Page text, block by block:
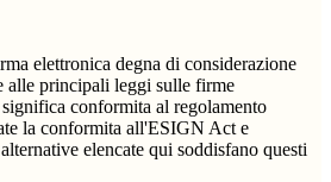
elettronica degna di considerazione
alle principali leggi sulle firme
conformita al regolamento
la conformita all'ESIGN Act e
elencate qui soddisfano questi